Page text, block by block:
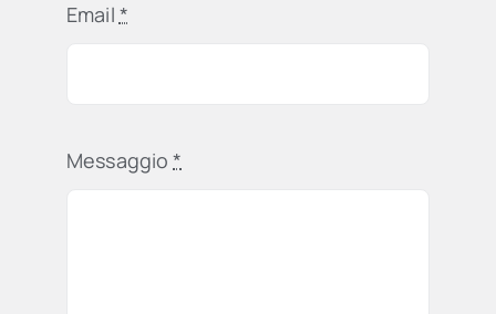
Email *
Messaggio*